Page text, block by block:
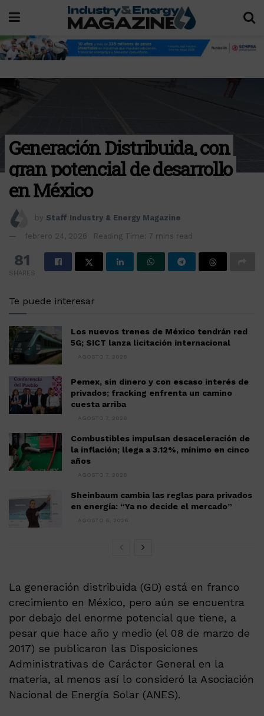
Generación Distribuida, con
gran potencial de desarrollo
en México
by Staff Industry & Energy Magazine
febrero 24, 2026 Reading Time: 7 mins read
81
SHARES
Te puede interesar
Los nuevos trenes de México tendrán red
5G; SICT lanza licitación internacional
AGOSTO 7, 2026
Pemex, sin dinero y con escaso interés de
privados; fracking enfrenta un camino
cuesta arriba
AGOSTO 7, 2026
Combustibles impulsan desaceleración de
la inflación; llega a 3.12%, mínimo en cinco
años
AGOSTO 7, 2026
Sheinbaum cambia las reglas para privados
en energía: “Ya no decide el mercado”
AGOSTO 6, 2026
La generación distribuida (GD) está en franco
crecimiento en México, pero aún se encuentra
por debajo del enorme potencial que tiene, a
pesar que hace año y medio (el 08 de marzo de
2017) se publicaron las Disposiciones
Administrativas de Carácter General en la
materia, al menos así lo consideró la Asociación
Nacional de Energía Solar (ANES).